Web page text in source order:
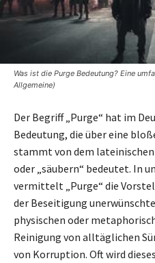
Was ist die Purge Bedeutung? Eine
Allgemeine)
Der Begriff „Purge“ hat im
Bedeutung, die über eine
stammt von dem lateinischen
oder „säubern“ bedeutet. In
vermittelt „Purge“ die
der Beseitigung
physischen oder
Reinigung von alltäglichen
von Korruption. Oft wird